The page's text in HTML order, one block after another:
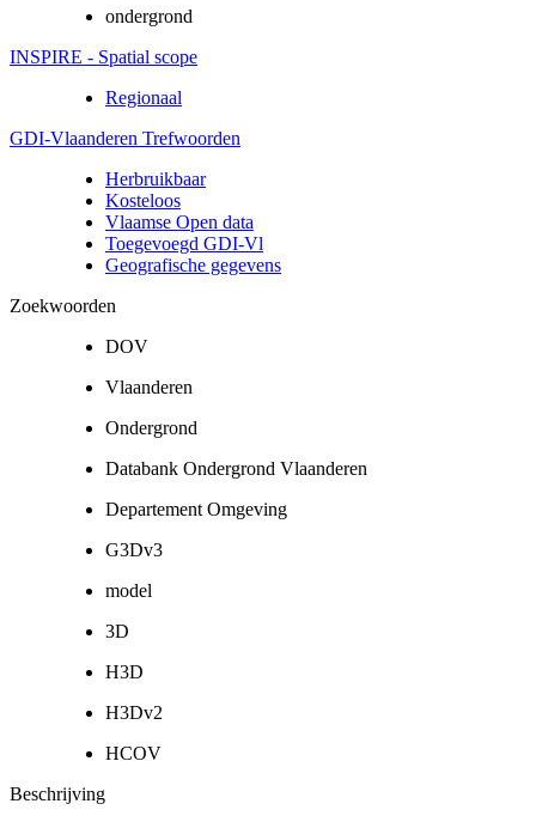
ondergrond
INSPIRE - Spatial scope
Regionaal
GDI-Vlaanderen Trefwoorden
Herbruikbaar
Kosteloos
Vlaamse Open data
Toegevoegd GDI-Vl
Geografische gegevens
Zoekwoorden
DOV
Vlaanderen
Ondergrond
Databank Ondergrond Vlaanderen
Departement Omgeving
G3Dv3
model
3D
H3D
H3Dv2
HCOV
Beschrijving